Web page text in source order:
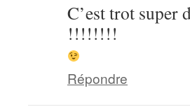
C’est trot super
!!!!!!!!
Répondre